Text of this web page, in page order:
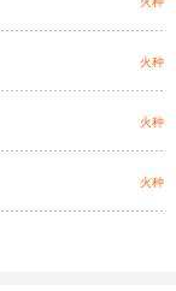
火种
火种
火种